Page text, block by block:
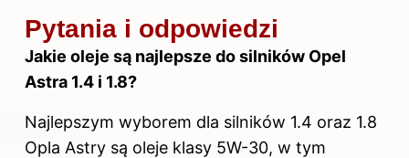
Pytania i odpowiedzi
Jakie oleje są najlepsze do silników Opel
Astra 1.4 i 1.8?
Najlepszym wyborem dla silników 1.4 oraz 1.8
Opla Astry są oleje klasy 5W-30, w tym